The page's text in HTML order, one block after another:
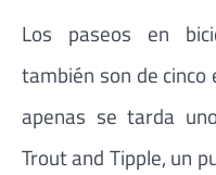
Los paseos en
también son de cinco
apenas se tarda
Trout and Tipple, un